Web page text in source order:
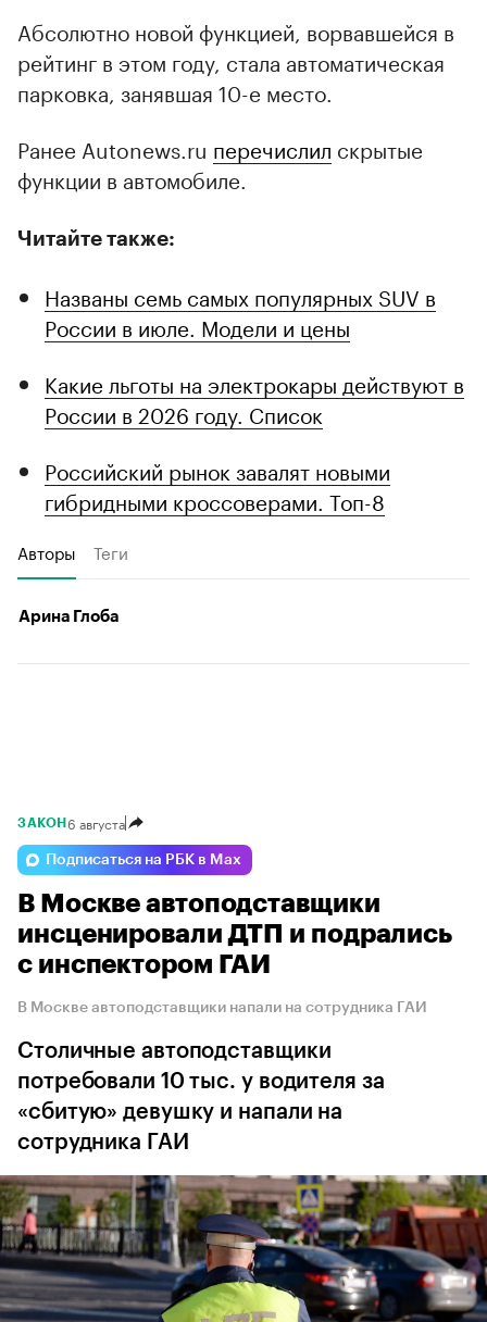
Абсолютно новой функцией, ворвавшейся в
рейтинг в этом году, стала автоматическая
парковка, занявшая 10-е место.
Ранее Autonews.ru перечислил скрытые
функции в автомобиле.
Читайте также:
Названы семь самых популярных SUV в
России в июле. Модели и цены
Какие льготы на электрокары действуют в
России в 2026 году. Список
Российский рынок завалят новыми
гибридными кроссоверами. Топ-8
Авторы Теги
Арина Глоба
ЗАКОН 6 августа
Подписаться на РБК в Max
В Москве автоподставщики
инсценировали ДТП и подрались
с инспектором ГАИ
В Москве автоподставщики напали на сотрудника ГАИ
Столичные автоподставщики
потребовали 10 тыс. у водителя за
«сбитую» девушку и напали на
сотрудника ГАИ